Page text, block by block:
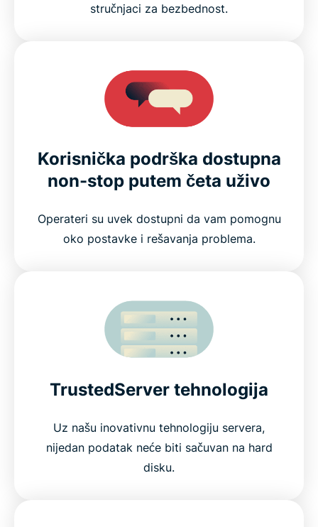
stručnjaci za bezbednost.
Korisnička podrška dostupna
non-stop putem četa uživo
Operateri su uvek dostupni da vam pomognu
oko postavke i rešavanja problema.
TrustedServer tehnologija
Uz našu inovativnu tehnologiju servera,
nijedan podatak neće biti sačuvan na hard
disku.